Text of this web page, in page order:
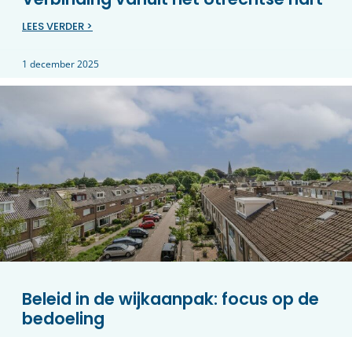
LEES VERDER >
1 december 2025
Beleid in de wijkaanpak: focus op de
bedoeling